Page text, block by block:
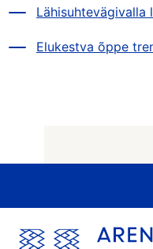
Lähisuhtevägivalla
Elukestva õppe